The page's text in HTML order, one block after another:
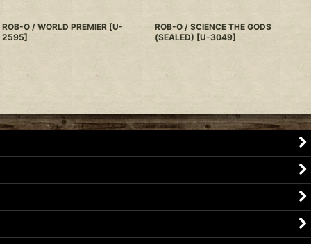
ROB-O / WORLD PREMIER [U-
2595]
ROB-O / SCIENCE THE GODS
(SEALED) [U-3049]